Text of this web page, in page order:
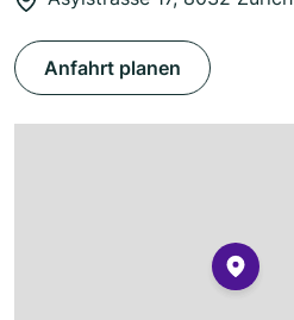
Anfahrt planen